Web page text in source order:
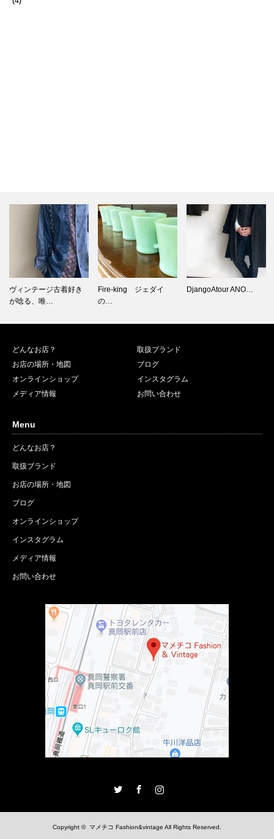
Fire-king ジェダイ
の…
DjangoAtour ANO… Fire-king 1950年…
どんなお店？
取扱ブランド
お店の場所・地図
ブログ
オンラインショップ
インスタグラム
メディア情報
お問い合わせ
Menu
どんなお店？
取扱ブランド
お店の場所・地図
ブログ
オンラインショップ
インスタグラム
メディア情報
お問い合わせ
Copyright © マメチコ Fashion&vintage All Rights Reserved.